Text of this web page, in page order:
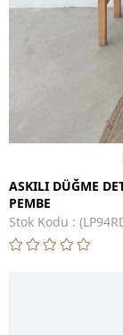
ASKILI DÜĞME
PEMBE
Stok Kodu